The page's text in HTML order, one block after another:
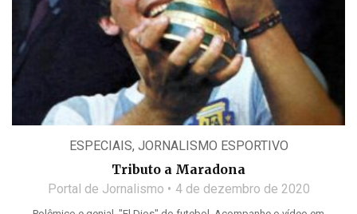
ESPECIAIS, JORNALISMO ESPORTIVO
Tributo a Maradona
Portal de Jornalismo 4 de dezembro de 2020